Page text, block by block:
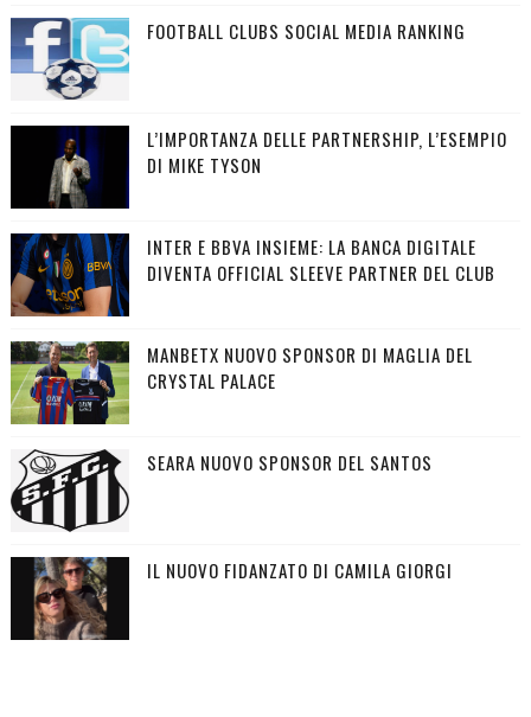
FOOTBALL CLUBS SOCIAL MEDIA RANKING
L’IMPORTANZA DELLE PARTNERSHIP, L’ESEMPIO
DI MIKE TYSON
INTER E BBVA INSIEME: LA BANCA DIGITALE
DIVENTA OFFICIAL SLEEVE PARTNER DEL CLUB
MANBETX NUOVO SPONSOR DI MAGLIA DEL
CRYSTAL PALACE
SEARA NUOVO SPONSOR DEL SANTOS
IL NUOVO FIDANZATO DI CAMILA GIORGI